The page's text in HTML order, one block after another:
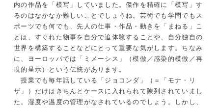
内の作品を「模写」していました。傑作を精確に「模写」す
るのはなかなか難しいことでしょうね。芸術でも学問でもス
ポーツでも何でも、先人の仕事・作品・動きを「まねる」こ
とは、すぐれた物事を自分で追体験することや、自分独自の
世界を構築することなどにとって重要な気がします。ちなみ
に、ヨーロッパでは「ミメーシス」（模倣／感染的模倣／再
現的呈示）という伝統があります。
授業でも毎年話している「ジョコンダ」（＝「モナ・リ
ザ」）だけはきちんとケースに入れられて陳列されていまし
た。湿度や温度の管理がなされているのでしょう。しかし、